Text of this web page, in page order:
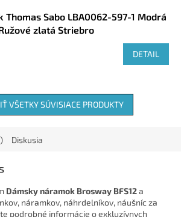
Thomas Sabo LBA0062-597-1 Modrá
zlatá Striebro
DETAIL
VŠETKY SÚVISIACE PRODUKTY
Diskusia
Dámsky náramok Brosway BFS12a
náramkov, náhrdelníkov, náušníc za
podrobné informácie o exkluzívnych